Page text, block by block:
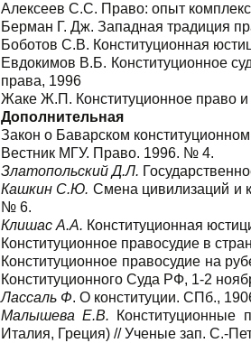
Алексеев С.С. Право: опыт
Берман Г. Дж. Западная традиция
Боботов С.В. Конституционная
Евдокимов В.Б. Конституционное
права, 1996
Жаке Ж.П. Конституционное право
Дополнительная
Закон о Баварском
Вестник МГУ. Право. 1996. № 4.
Златопольский Д.Л.
Кашкин С.Ю. Смена цивилизаций и
№ 6.
Клишас А.А. Конституционная
Конституционное правосудие в
Конституционное правосудие на
Конституционного Суда РФ, 1-2
Лассаль Ф. О конституции. СПб.,
Малышева Е.В. Конституционные
Италия, Греция) // Ученые зап. С.-